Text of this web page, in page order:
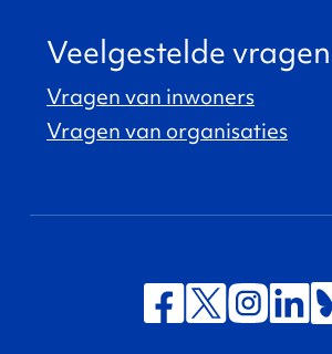
Veelgestelde vragen
Vragen van inwoners
Vragen van organisaties